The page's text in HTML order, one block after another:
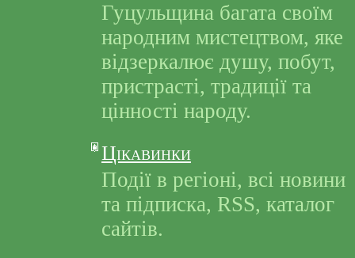
Гуцульщина багата своїм
народним мистецтвом, яке
відзеркалює душу, побут,
пристрасті, традиції та
цінності народу.
Цікавинки
Події в регіоні, всі новини
та підписка, RSS, каталог
сайтів.